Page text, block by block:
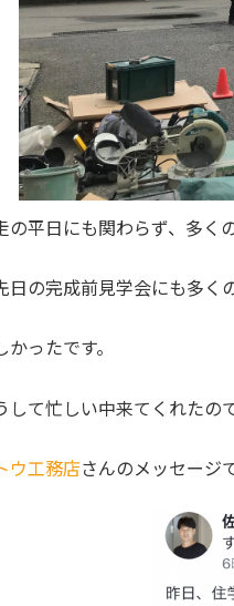
の平日にも関わらず、多く
日の完成前見学会にも多く
かったです。
して忙しい中来てくれたの
ウ工務店さんのメッセージ